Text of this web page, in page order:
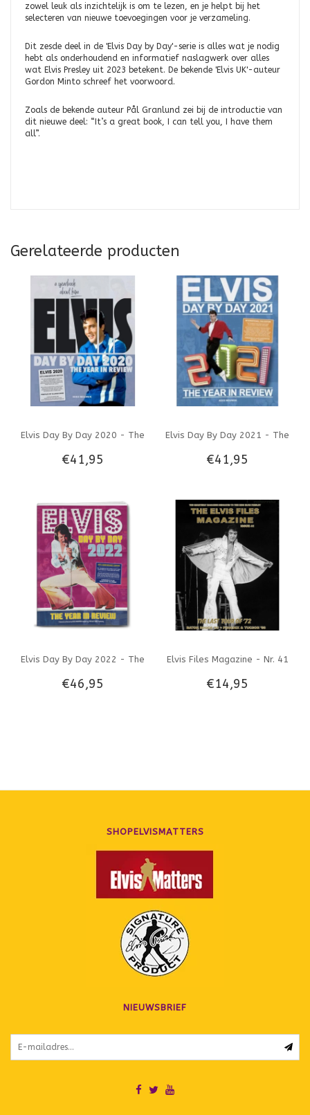
zowel leuk als inzichtelijk is om te lezen, en je helpt bij het
selecteren van nieuwe toevoegingen voor je verzameling.
Dit zesde deel in de 'Elvis Day by Day'-serie is alles wat je nodig
hebt als onderhoudend en informatief naslagwerk over alles
wat Elvis Presley uit 2023 betekent. De bekende 'Elvis UK'-auteur
Gordon Minto schreef het voorwoord.
Zoals de bekende auteur Pål Granlund zei bij de introductie van
dit nieuwe deel: “It’s a great book, I can tell you, I have them
all”.
Gerelateerde producten
Elvis Day By Day 2020 - The
Illustrated Chronology Of
€41,95
Elvis Day By Day 2021 - The
Illustrated Chronology Of
€41,95
Elvis Day By Day 2022 - The
Illustrated Chronology Of
€46,95
Elvis Files Magazine - Nr. 41
€14,95
SHOPELVISMATTERS
NIEUWSBRIEF